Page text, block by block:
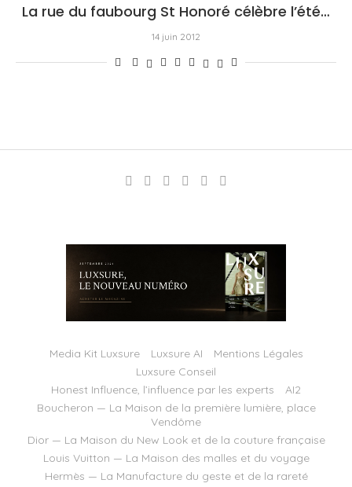
La rue du faubourg St Honoré célèbre l’été…
14 juin 2012
Media Kit Luxsure Luxsure AI
Mentions Légales
Luxsure Conseil
Honest Influence, l’influence par les experts
AI2
Boucheron — La Maison de la première lumière, place
Vendôme
Dior — La Maison du New Look et de la couture française
Louis Vuitton — La Maison des malles et du voyage
Hermès — La Manufacture du geste et de la rareté